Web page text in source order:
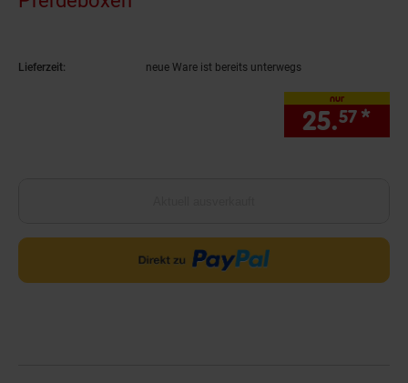
Lieferzeit: neue Ware ist bereits unterwegs
nur
25.57 *